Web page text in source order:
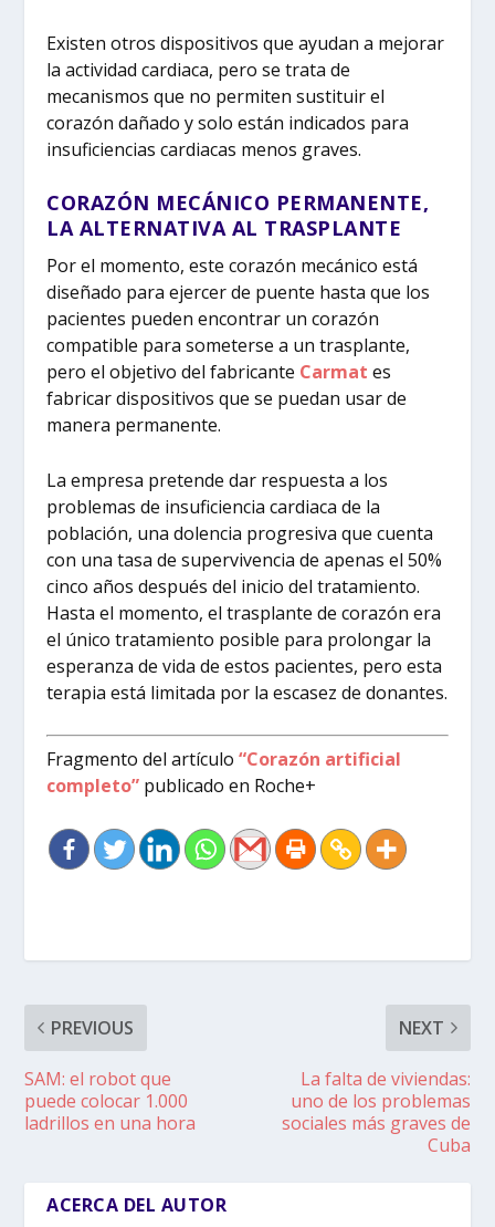
Existen otros dispositivos que ayudan a mejorar
la actividad cardiaca, pero se trata de
mecanismos que no permiten sustituir el
corazón dañado y solo están indicados para
insuficiencias cardiacas menos graves.
CORAZÓN MECÁNICO PERMANENTE,
LA ALTERNATIVA AL TRASPLANTE
Por el momento, este corazón mecánico está
diseñado para ejercer de puente hasta que los
pacientes pueden encontrar un corazón
compatible para someterse a un trasplante,
pero el objetivo del fabricante Carmat es
fabricar dispositivos que se puedan usar de
manera permanente.
La empresa pretende dar respuesta a los
problemas de insuficiencia cardiaca de la
población, una dolencia progresiva que cuenta
con una tasa de supervivencia de apenas el 50%
cinco años después del inicio del tratamiento.
Hasta el momento, el trasplante de corazón era
el único tratamiento posible para prolongar la
esperanza de vida de estos pacientes, pero esta
terapia está limitada por la escasez de donantes.
Fragmento del artículo“Corazón artificial
completo” publicado en Roche+
PREVIOUS
SAM: el robot que
puede colocar 1.000
ladrillos en una hora
NEXT
La falta de viviendas:
uno de los problemas
sociales más graves de
Cuba
ACERCA DEL AUTOR